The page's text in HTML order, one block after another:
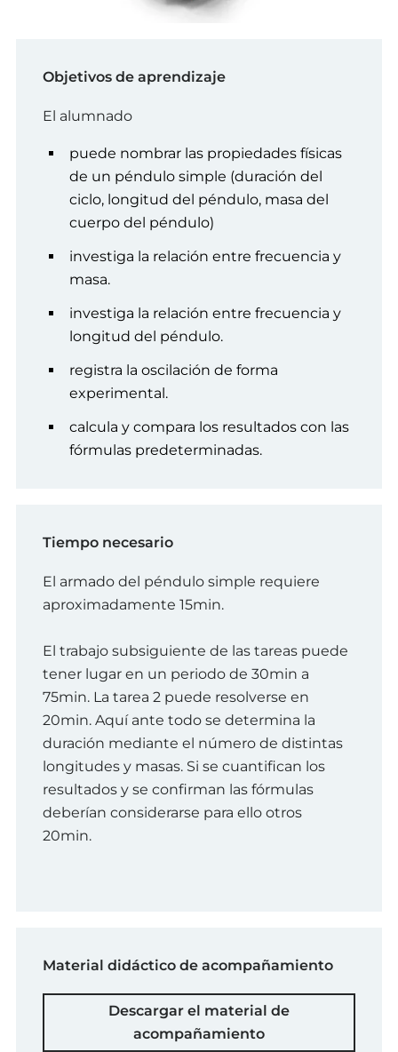
Objetivos de aprendizaje
El alumnado
puede nombrar las propiedades físicas
de un péndulo simple (duración del
ciclo, longitud del péndulo, masa del
cuerpo del péndulo)
investiga la relación entre frecuencia y
masa.
investiga la relación entre frecuencia y
longitud del péndulo.
registra la oscilación de forma
experimental.
calcula y compara los resultados con las
fórmulas predeterminadas.
Tiempo necesario
El armado del péndulo simple requiere
aproximadamente 15min.
El trabajo subsiguiente de las tareas puede
tener lugar en un periodo de 30min a
75min. La tarea 2 puede resolverse en
20min. Aquí ante todo se determina la
duración mediante el número de distintas
longitudes y masas. Si se cuantifican los
resultados y se confirman las fórmulas
deberían considerarse para ello otros
20min.
Material didáctico de acompañamiento
Descargar el material de
acompañamiento